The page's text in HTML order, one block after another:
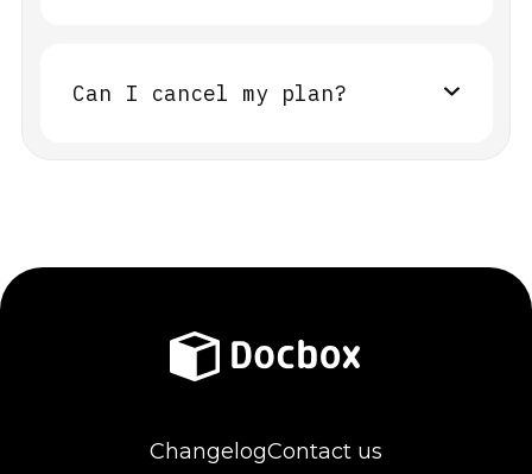
Sed porttitor le ctus nibh. Vivamus
Can I cancel my plan?
suscipit malesuada. Lorem ipsum.
ChangelogContact us